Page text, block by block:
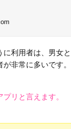
に利用者は、男女
非常に多いです。
リと言えます。